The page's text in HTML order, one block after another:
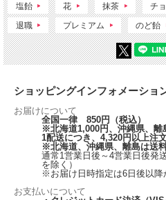
塩飴 花 抹茶 チ
退職 プレミアム のど飴
ショッピングインフォメーショ
お届けについて
全国一律 850円（税込）
※北海道1,000円、沖縄県、離
1配送につき、4,320円以上注
※北海道、沖縄県、離島は送
通常1営業日後～4営業日後発
を除く）
※お届け日時指定は6日後以降
お支払いについて